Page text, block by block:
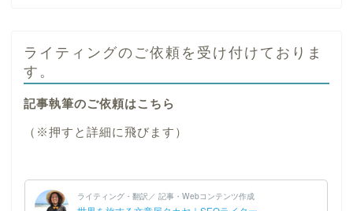
ライティングのご依頼を受け付けておりま
す。
記事執筆のご依頼はこちら
（※押すと詳細に飛びます）